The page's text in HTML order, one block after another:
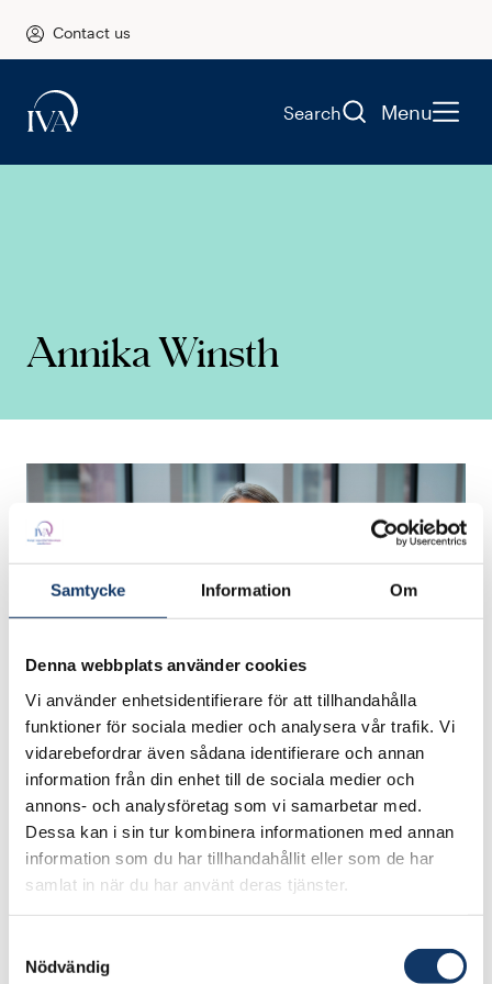
Samtycke Information Om
Denna webbplats använder cookies
Vi använder enhetsidentifierare för att tillhandahålla
funktioner för sociala medier och analysera vår trafik. Vi
vidarebefordrar även sådana identifierare och annan
information från din enhet till de sociala medier och
annons- och analysföretag som vi samarbetar med.
Dessa kan i sin tur kombinera informationen med annan
information som du har tillhandahållit eller som de har
samlat in när du har använt deras tjänster.
Nödvändig
Contact us
Search Menu
Annika Winsth
Akademisk titel
Fil kand, dr h.c.
Titel
Chefekonom